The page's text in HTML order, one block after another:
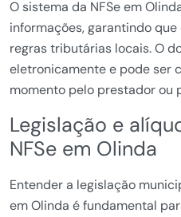
O sistema da NFSe em
informações, garantindo
regras tributárias locais. O
eletronicamente e pode ser
momento pelo prestador ou
Legislação e
NFSe em Olinda
Entender a legislação
em Olinda é fundamental